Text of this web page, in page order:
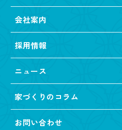
会社案内
採用情報
ニュース
家づくりのコラム
お問い合わせ